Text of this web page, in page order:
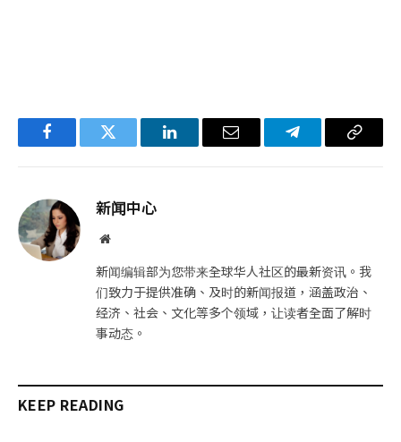
FacebookTwitter LinkedIn电
Telegram复
新闻中心
网
新闻编辑部为您带来全球华人社区的最新资讯。我
们致力于提供准确、及时的新闻报道，涵盖政治、
经济、社会、文化等多个领域，让读者全面了解时
事动态。
KEEP READING